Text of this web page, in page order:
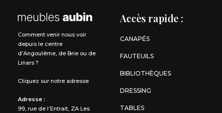
Comment venir nous voir
depuis le centre
d’Angoulême, de Brie ou de
Linars ?
Cliquez sur notre adresse
Adresse :
99, rue de l’Entrait, ZA Les
Accès rapide :
CANAPÉS
FAUTEUILS
BIBLIOTHÈQUES
DRESSING
TABLES